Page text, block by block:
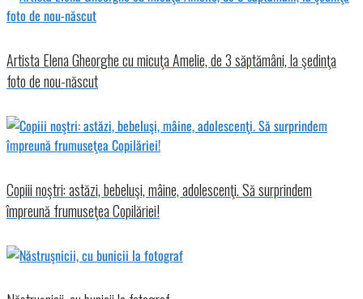
Artista Elena Gheorghe cu micuţa Amelie, de 3 săptămâni, la şedinţa
foto de nou-născut
Copiii noştri: astăzi, bebeluşi, mâine, adolescenţi. Să surprindem
împreună frumuseţea Copilăriei!